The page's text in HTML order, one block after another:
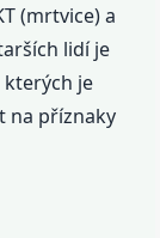
(mrtvice) a
lidí je
kterých je
na příznaky